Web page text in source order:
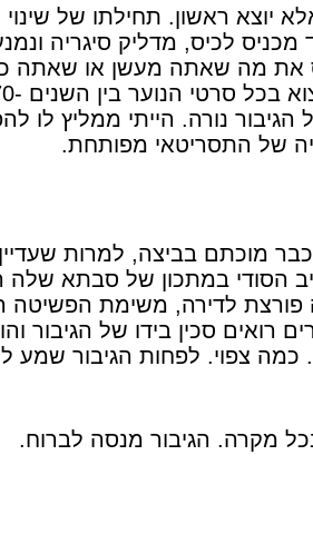
יוצא ראשון. תחילתו של שינוי
לכיס, מדליק סיגריה
את מה שאתה מעשן או שאתה
שמח לראות אותי?" שואל
נורה. הייתי ממליץ לו
של התסריטאי מפותחת.
מוכתם בביצה, למרות
הסודי במתכון של סבתא שלה
פורצת לדירה, משימת הפשיטה
סכין בידו של הגיבור
צפוי. לפחות הגיבור שמע
מקרה. הגיבור מנסה לברוח.